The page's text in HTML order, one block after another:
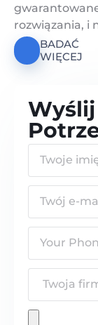
rozwiązania, i
BADAĆ
WIĘCEJ